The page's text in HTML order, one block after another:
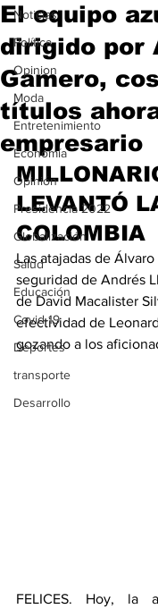
Noticias
Política
Opinion
Moda
Entretenimiento
Economía
Opinión
Presidencia 2022
Globalización
Salud
Educación
Covid-19
Deportes
transporte
Desarrollo
El equipo
dirigido por
Gamero,
títulos
empresario
LEVANTÓ
COLOMBIA
Las atajadas de
seguridad de Andrés
de David Macalister
efectividad de
gozando a los
FELICES. Hoy, la